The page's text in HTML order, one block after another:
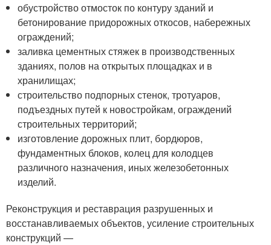
обустройство отмосток по контуру зданий и
бетонирование придорожных откосов, набережных
ограждений;
заливка цементных стяжек в производственных
зданиях, полов на открытых площадках и в
хранилищах;
строительство подпорных стенок, тротуаров,
подъездных путей к новостройкам, ограждений
строительных территорий;
изготовление дорожных плит, бордюров,
фундаментных блоков, колец для колодцев
различного назначения, иных железобетонных
изделий.
Реконструкция и реставрация разрушенных и
восстанавливаемых объектов, усиление строительных
конструкций —